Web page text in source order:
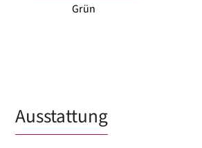
Grün
Ausstattung